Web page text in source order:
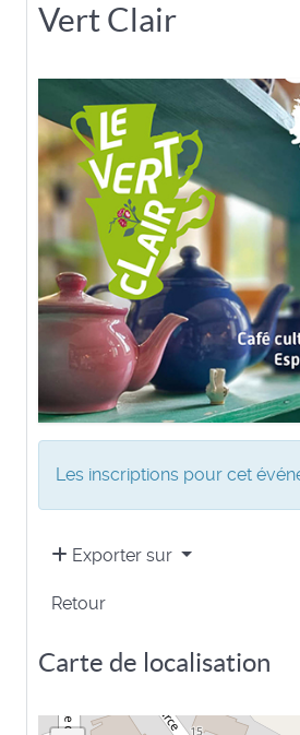
Vert Clair
Les inscriptions pour cet
Exporter sur
Retour
Carte de localisation